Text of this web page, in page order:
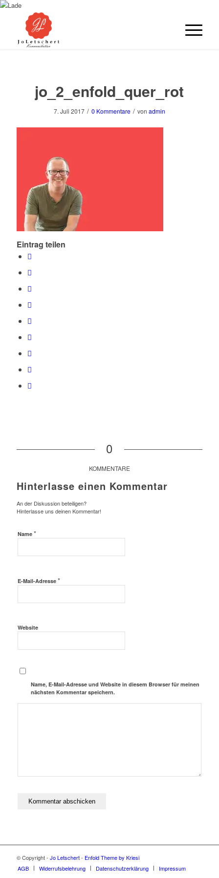
jo_2_enfold_quer_rot
7. Juli 2017 / 0 Kommentare / von admin
Eintrag teilen
0
KOMMENTARE
Hinterlasse einen Kommentar
An der Diskussion beteiligen?
Hinterlasse uns deinen Kommentar!
Name *
E-Mail-Adresse *
Website
Name, E-Mail-Adresse und Website in diesem Browser für meinen
nächsten Kommentar speichern.
© Copyright - Jo Letschert- Enfold Theme by Kriesi
AGB
Widerrufsbelehrung Datenschutzerklärung Impressum